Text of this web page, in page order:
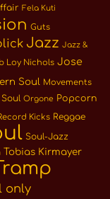
Fela Kuti
Guts
Jazz Jazz &
Loy Nichols Jose
Soul Movements
Orgone
Popcorn
Kicks Reggae
Soul-Jazz
Tobias Kirmayer
only